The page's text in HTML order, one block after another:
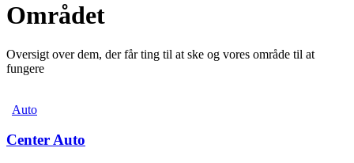
Området
Oversigt over dem, der får ting til at ske og vores område til at
fungere
Auto
Center Auto